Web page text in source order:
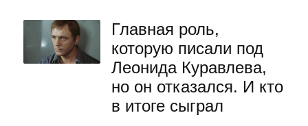
Главная роль,
которую писали под
Леонида Куравлева,
но он отказался. И кто
в итоге сыграл